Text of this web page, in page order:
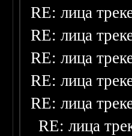
RE: лица
RE: лица
RE: лица
RE: лица
RE: лица
RE: лица